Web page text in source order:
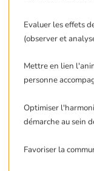
Evaluer les effets
(observer et
Mettre en lien
personne
Optimiser
démarche au sein
Favoriser la